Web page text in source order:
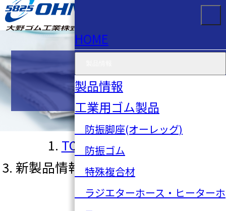
HOME
製品情報
工業用ゴム製品
防振脚座(オーレッグ)
防振ゴム
特殊複合材
ラジエターホース・ヒーターホ
お知らせ
TOPお知らせ一覧
新製品情報 2018年3号 No.539